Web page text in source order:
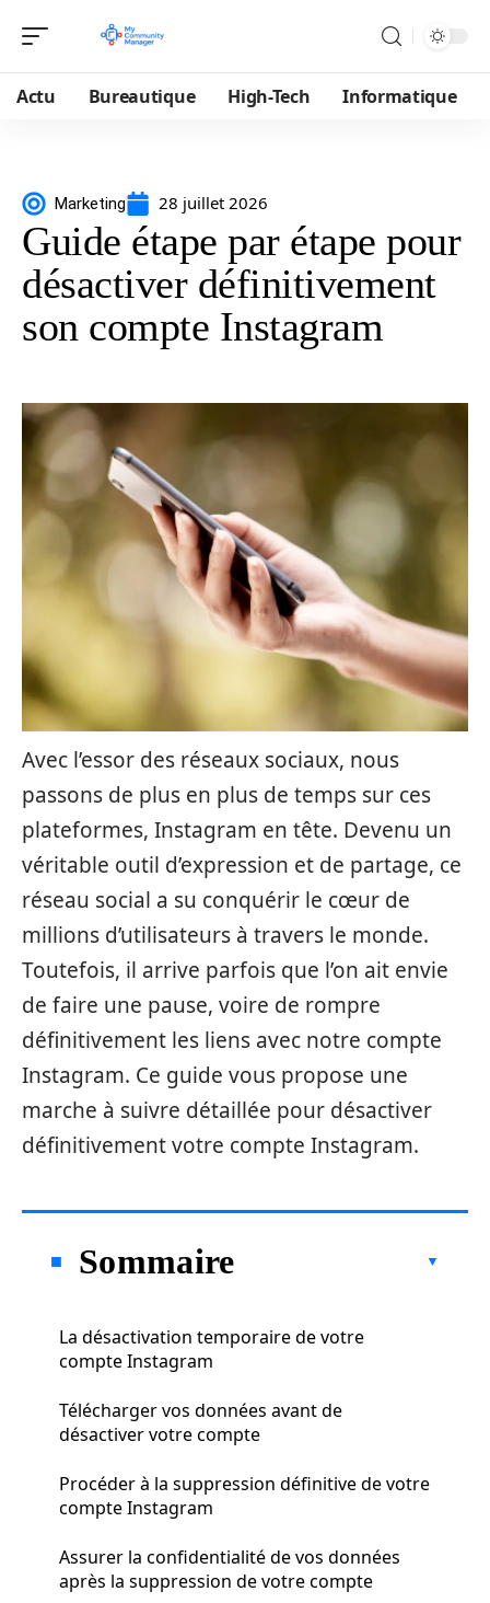
Actu Bureautique High-Tech Informatique
Marketing 28 juillet 2026
Guide étape par étape pour
désactiver définitivement
son compte Instagram
Avec l’essor des réseaux sociaux, nous
passons de plus en plus de temps sur ces
plateformes, Instagram en tête. Devenu un
véritable outil d’expression et de partage, ce
réseau social a su conquérir le cœur de
millions d’utilisateurs à travers le monde.
Toutefois, il arrive parfois que l’on ait envie
de faire une pause, voire de rompre
définitivement les liens avec notre compte
Instagram. Ce guide vous propose une
marche à suivre détaillée pour désactiver
définitivement votre compte Instagram.
Sommaire
La désactivation temporaire de votre
compte Instagram
Télécharger vos données avant de
désactiver votre compte
Procéder à la suppression définitive de votre
compte Instagram
Assurer la confidentialité de vos données
après la suppression de votre compte